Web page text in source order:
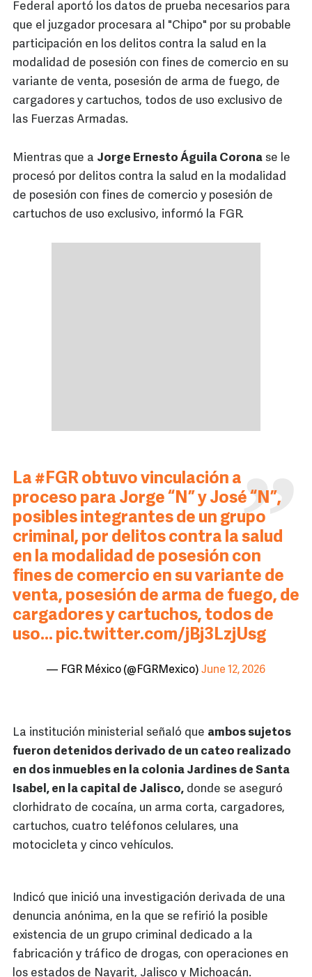
Federal aportó los datos de prueba necesarios para
que el juzgador procesara al "Chipo" por su probable
participación en los delitos contra la salud en la
modalidad de posesión con fines de comercio en su
variante de venta, posesión de arma de fuego, de
cargadores y cartuchos, todos de uso exclusivo de
las Fuerzas Armadas.
Mientras que a Jorge Ernesto Águila Corona se le
procesó por delitos contra la salud en la modalidad
de posesión con fines de comercio y posesión de
cartuchos de uso exclusivo, informó la FGR.
La #FGR obtuvo vinculación a
proceso para Jorge “N” y José “N”,
posibles integrantes de un grupo
criminal, por delitos contra la salud
en la modalidad de posesión con
fines de comercio en su variante de
venta, posesión de arma de fuego, de
cargadores y cartuchos, todos de
uso… pic.twitter.com/jBj3LzjUsg
— FGR México (@FGRMexico) June 12, 2026
La institución ministerial señaló que ambos sujetos
fueron detenidos derivado de un cateo realizado
en dos inmuebles en la colonia Jardines de Santa
Isabel, en la capital de Jalisco, donde se aseguró
clorhidrato de cocaína, un arma corta, cargadores,
cartuchos, cuatro teléfonos celulares, una
motocicleta y cinco vehículos.
Indicó que inició una investigación derivada de una
denuncia anónima, en la que se refirió la posible
existencia de un grupo criminal dedicado a la
fabricación y tráfico de drogas, con operaciones en
los estados de Nayarit, Jalisco y Michoacán.